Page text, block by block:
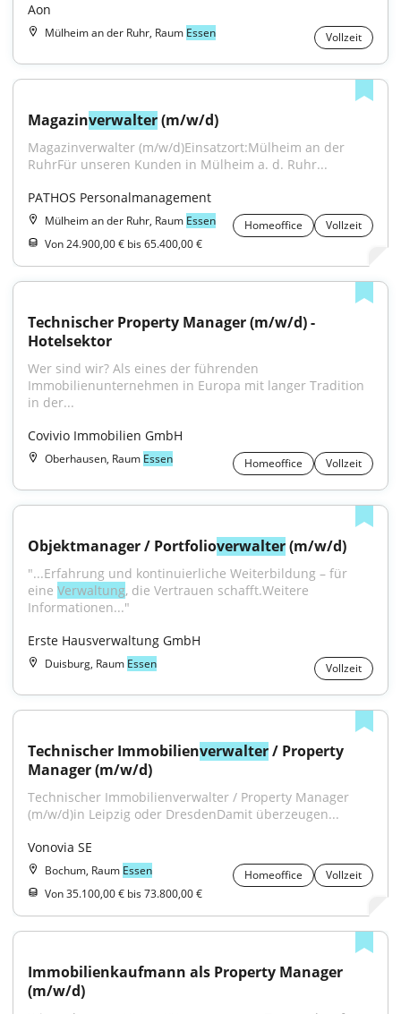
Aon
Mülheim an der Ruhr, Raum Essen Vollzeit
Magazinverwalter (m/w/d)
Magazinverwalter (m/w/d)Einsatzort:Mülheim an der
RuhrFür unseren Kunden in Mülheim a. d. Ruhr...
PATHOS Personalmanagement
Mülheim an der Ruhr, Raum Essen Homeoffice
Vollzeit
Von 24.900,00 € bis 65.400,00 €
Technischer Property Manager (m/w/d) -
Hotelsektor
Wer sind wir? Als eines der führenden
Immobilienunternehmen in Europa mit langer Tradition
in der...
Covivio Immobilien GmbH
Oberhausen, Raum Essen Homeoffice Vollzeit
Objektmanager / Portfolioverwalter (m/w/d)
"...Erfahrung und kontinuierliche Weiterbildung – für
eine Verwaltung, die Vertrauen schafft.Weitere
Informationen..."
Erste Hausverwaltung GmbH
Duisburg, Raum Essen Vollzeit
Technischer Immobilienverwalter / Property
Manager (m/w/d)
Technischer Immobilienverwalter / Property Manager
(m/w/d)in Leipzig oder DresdenDamit überzeugen...
Vonovia SE
Bochum, Raum Essen Homeoffice
Vollzeit
Von 35.100,00 € bis 73.800,00 €
Immobilienkaufmann als Property Manager
(m/w/d)